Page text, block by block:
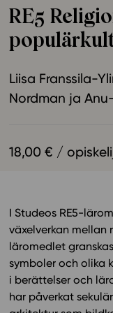
Ominaisuudet
Yhteisö
Suosittelut
Oppikirjailijat
Eettiset
Tilaa uutiskirje
Ota yhteyttä
RE5
Liisa Franssila-
Nordman
18,00 € /
I Studeos RE5-
växelverkan mellan
läromedlet
symboler och olika
i berättelser och
har påverkat